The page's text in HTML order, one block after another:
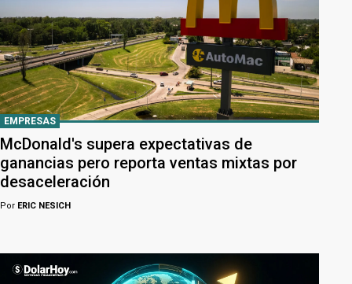
EMPRESAS
McDonald's supera expectativas de
ganancias pero reporta ventas mixtas por
desaceleración
Por ERIC NESICH